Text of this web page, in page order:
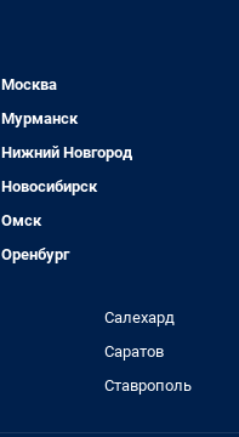
Москва
Мурманск
Нижний Новгород
Новосибирск
Омск
Оренбург
Салехард
Саратов
Ставрополь